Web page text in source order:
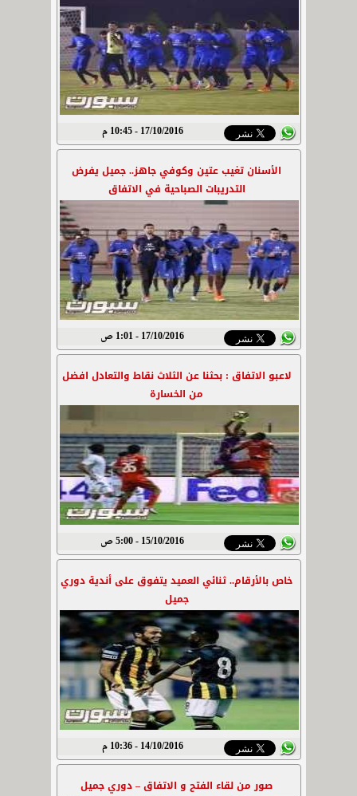
17/10/2016 - 10:45 م
الأسنان تغيب عتين وكوفي جاهز.. جميل يفرض
التدريبات الصباحية في الاتفاق
17/10/2016 - 1:01 ص
لاعبو الاتفاق : بحثنا عن الثلاث نقاط والتعادل افضل
من الخسارة
15/10/2016 - 5:00 ص
خاص بالأرقام.. ثنائي العميد يتفوق على أندية دوري
جميل
14/10/2016 - 10:36 م
صور من لقاء الفتح و الاتفاق – دوري جميل